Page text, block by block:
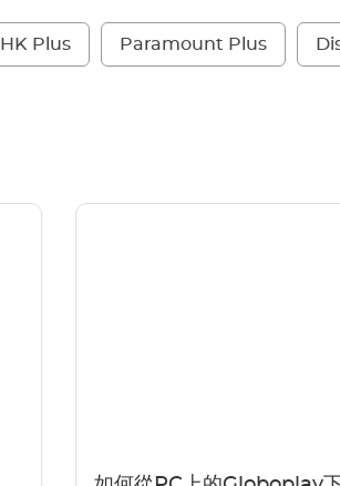
Plus Paramount Plus